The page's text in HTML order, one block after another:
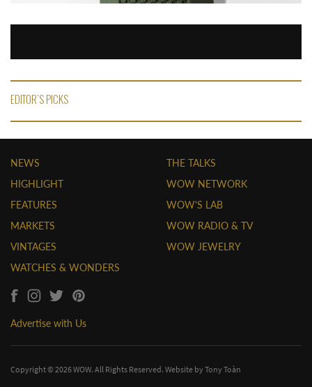
EDITOR'S PICKS
NEWS
HIGHLIGHT
FEATURES
MARKETS
VINTAGES
WATCHES & WONDERS
THE TALKS
WOW NETWORK
WOW'S LAB
WOW RADIO & TV
WOW JEWELRY
Advertise with Us
Copyright © 2026 WOW. All Rights Reserved. Website byTony Toàn